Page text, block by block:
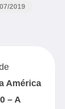
2019
América
– A